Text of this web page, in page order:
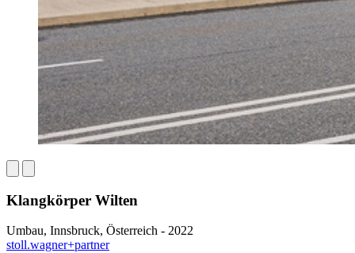
Klangkörper Wilten
Umbau, Innsbruck, Österreich - 2022
stoll.wagner+partner